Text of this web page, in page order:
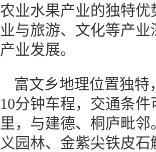
农业水果产业的独特优
业与旅游、文化等产
产业发展。
富文乡地理位置独
10分钟车程，交通条
里，与建德、桐庐毗
义园林、金紫尖铁皮